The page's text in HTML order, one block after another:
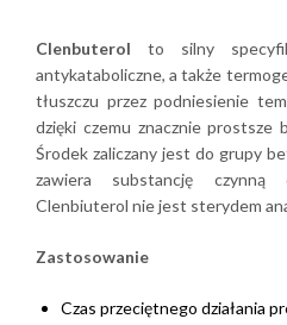
Clenbuterol to silny
antykataboliczne, a także
tłuszczu przez podniesienie
dzięki czemu znacznie prostsze
Środek zaliczany jest do grupy
zawiera substancję czynną
Clenbiuterol nie jest sterydem
Zastosowanie
Czas przeciętnego działania